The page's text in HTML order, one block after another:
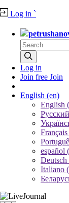
Log in `
Log in
Join free Join
English (en)
English
español
Deutsch
Italiano